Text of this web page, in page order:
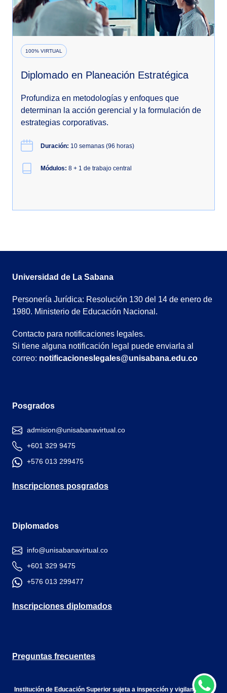
100% VIRTUAL
Diplomado en Planeación Estratégica
Profundiza en metodologías y enfoques que
determinan la acción gerencial y la formulación de
estrategias corporativas.
Duración: 10 semanas (96 horas)
Módulos: 8 + 1 de trabajo central
Universidad de La Sabana
Personería Jurídica: Resolución 130 del 14 de enero de
1980. Ministerio de Educación Nacional.
Contacto para notificaciones legales.
Si tiene alguna notificación legal puede enviarla al
correo: notificacioneslegales@unisabana.edu.co
Posgrados
admision@unisabanavirtual.co
+601 329 9475
+576 013 299475
Inscripciones posgrados
Diplomados
info@unisabanavirtual.co
+601 329 9475
+576 013 299477
Inscripciones diplomados
Preguntas frecuentes
Institución de Educación Superior sujeta a inspección y vigilancia por